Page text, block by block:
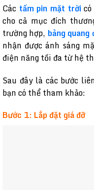
Các tấm pin mặt trờicó
cho cả mục đích
trường hợp, bảng
nhận được ánh sáng
điện năng tối đa từ hệ
Sau đây là các bước
bạn có thể tham khảo:
Bước 1: Lắp đặt giá đỡ